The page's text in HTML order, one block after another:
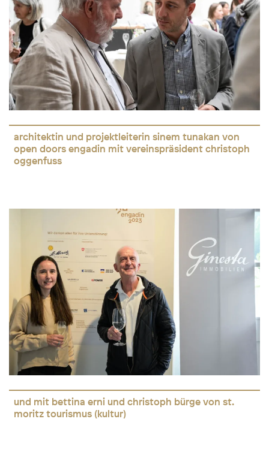
architektin und projektleiterin sinem tunakan von
open doors engadin mit vereinspräsident christoph
oggenfuss
und mit bettina erni und christoph bürge von st.
moritz tourismus (kultur)